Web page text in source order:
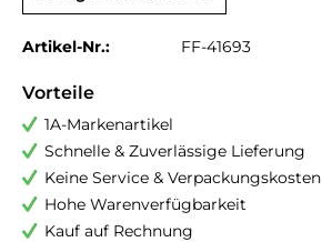
Artikel-Nr.: FF-41693
Vorteile
1A-Markenartikel
Schnelle & Zuverlässige Lieferung
Keine Service & Verpackungskosten
Hohe Warenverfügbarkeit
Kauf auf Rechnung